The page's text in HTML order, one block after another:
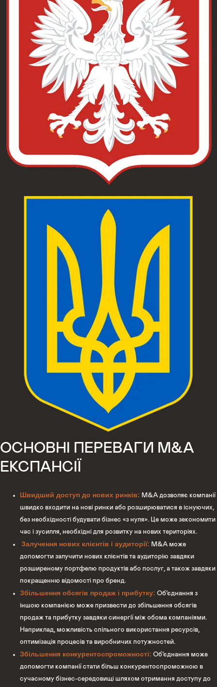
ОСНОВНІ ПЕРЕВАГИ M&A
ЕКСПАНСІЇ
Швидший доступ до нових ринків: M&A дозволяє компанії
швидко входити на нові ринки або розширюватися в існуючих,
без необхідності будувати бізнес «з нуля». Це може зекономити
час і зусилля, необхідні для розвитку на нових територіях.
Залучення нових клієнтів і аудиторії: M&A може
допомогти залучити нових клієнтів та аудиторію завдяки
розширеному портфелю продуктів або послуг, а також завдяки
покращенню відомості про бренд.
Збільшення обсягів продаж і прибутку: Об’єднання з
іншою компанією може призвести до збільшення обсягів
продаж та прибутку завдяки синергії між обома компаніями.
Наприклад, можливість спільного використання ресурсів,
оптимізація процесів та виробничих потужностей.
Збільшення конкурентоспроможності: Об’єднання може
допомогти компанії стати більш конкурентоспроможною в
сучасному бізнес-середовищі шляхом отримання доступу до